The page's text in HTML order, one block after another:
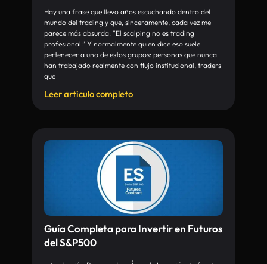
Hay una frase que llevo años escuchando dentro del
mundo del trading y que, sinceramente, cada vez me
parece más absurda: “El scalping no es trading
profesional.” Y normalmente quien dice eso suele
pertenecer a uno de estos grupos: personas que nunca
han trabajado realmente con flujo institucional, traders
que
Leer articulo completo
Guía Completa para Invertir en Futuros
del S&P500